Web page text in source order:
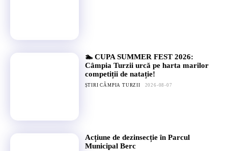
🏊 CUPA SUMMER FEST 2026:
Câmpia Turzii urcă pe harta marilor
competiții de natație!
ȘTIRI CÂMPIA TURZII 2026-08-07
Acțiune de dezinsecție în Parcul
Municipal Berc